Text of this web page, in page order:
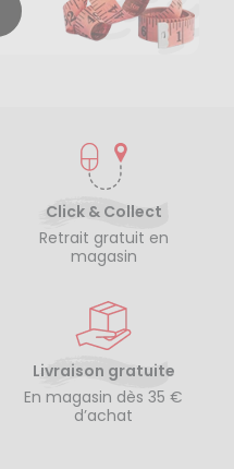
Click & Collect
Retrait gratuit en
magasin
Livraison gratuite
En magasin dès 35 €
d’achat